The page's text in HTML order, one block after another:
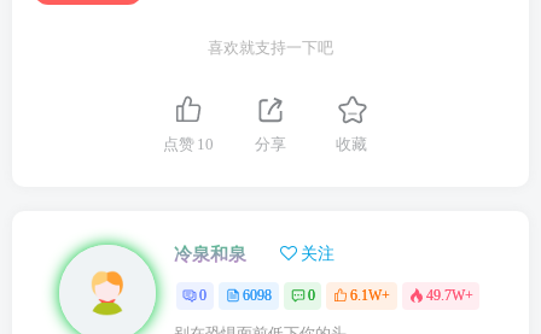
喜欢就支持一下吧
点赞 10 分享 收藏
冷泉和泉 关注
0 6098 0 6.1W+ 49.7W+